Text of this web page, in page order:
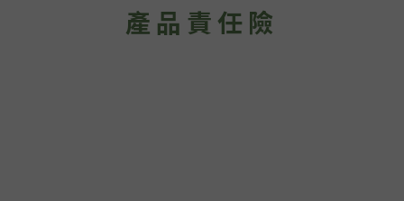
產品責任險